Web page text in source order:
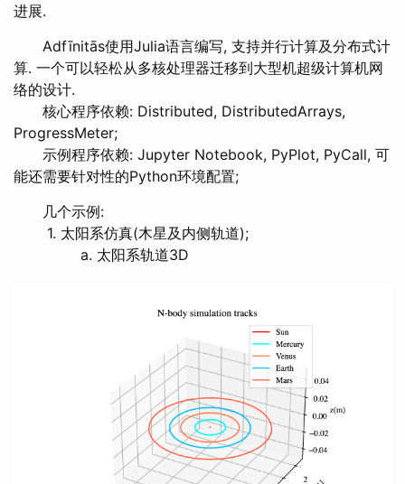
进展.
Adfīnitās使用Julia语言编写, 支持并行计算及分布式计
算. 一个可以轻松从多核处理器迁移到大型机超级计算机网
络的设计.
核心程序依赖: Distributed, DistributedArrays,
ProgressMeter;
示例程序依赖: Jupyter Notebook, PyPlot, PyCall, 可
能还需要针对性的Python环境配置;
几个示例:
1. 太阳系仿真(木星及内侧轨道);
a. 太阳系轨道3D